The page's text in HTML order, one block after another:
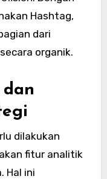
Hashtag,
dari
organik.
dilakukan
fitur analitik
Hal ini